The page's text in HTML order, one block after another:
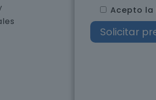
Acepto la